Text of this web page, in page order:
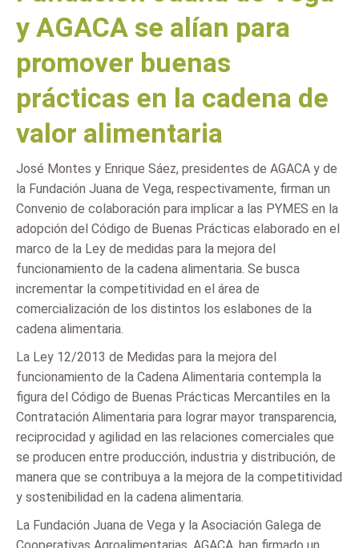
y AGACA se alían para
promover buenas
prácticas en la cadena de
valor alimentaria
José Montes y Enrique Sáez, presidentes de AGACA y de
la Fundación Juana de Vega, respectivamente, firman un
Convenio de colaboración para implicar a las PYMES en la
adopción del Código de Buenas Prácticas elaborado en el
marco de la Ley de medidas para la mejora del
funcionamiento de la cadena alimentaria. Se busca
incrementar la competitividad en el área de
comercialización de los distintos los eslabones de la
cadena alimentaria.
La Ley 12/2013 de Medidas para la mejora del
funcionamiento de la Cadena Alimentaria contempla la
figura del Código de Buenas Prácticas Mercantiles en la
Contratación Alimentaria para lograr mayor transparencia,
reciprocidad y agilidad en las relaciones comerciales que
se producen entre producción, industria y distribución, de
manera que se contribuya a la mejora de la competitividad
y sostenibilidad en la cadena alimentaria.
La Fundación Juana de Vega y la Asociación Galega de